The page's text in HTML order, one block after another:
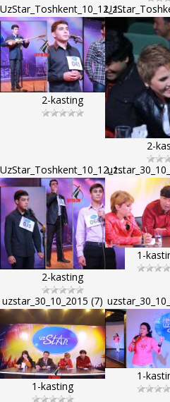
UzStar_Toshkent_10_12_1...
2-kasting
2-
UzStar_Toshkent_10_12_1...
2-kasting
1-
uzstar_30_10_2015 (7)
1-kasting
1-